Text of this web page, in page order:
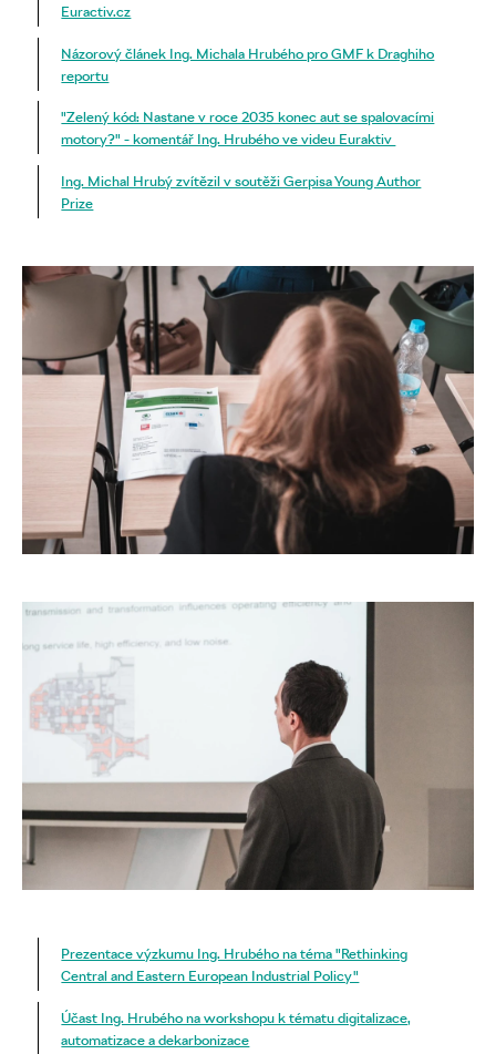
Euractiv.cz
Názorový článek Ing. Michala Hrubého pro GMF k Draghiho
reportu
"Zelený kód: Nastane v roce 2035 konec aut se spalovacími
motory?" - komentář Ing. Hrubého ve videu Euraktiv
Ing. Michal Hrubý zvítězil v soutěži Gerpisa Young Author
Prize
Prezentace výzkumu Ing. Hrubého na téma "Rethinking
Central and Eastern European Industrial Policy"
Účast Ing. Hrubého na workshopu k tématu digitalizace,
automatizace a dekarbonizace